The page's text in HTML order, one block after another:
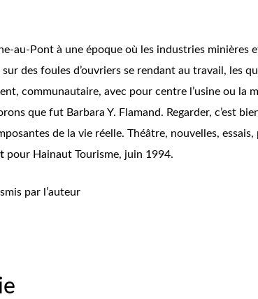
au-Pont à une époque où les industries
sur des foules d’ouvriers se rendant au travail, les
communautaire, avec pour centre l’usine ou
que fut Barbara Y. Flamand. Regarder, c’est
de la vie réelle. Théâtre, nouvelles,
pour Hainaut Tourisme, juin 1994.
par l’auteur